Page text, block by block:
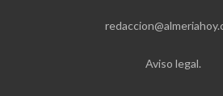
Aviso legal.